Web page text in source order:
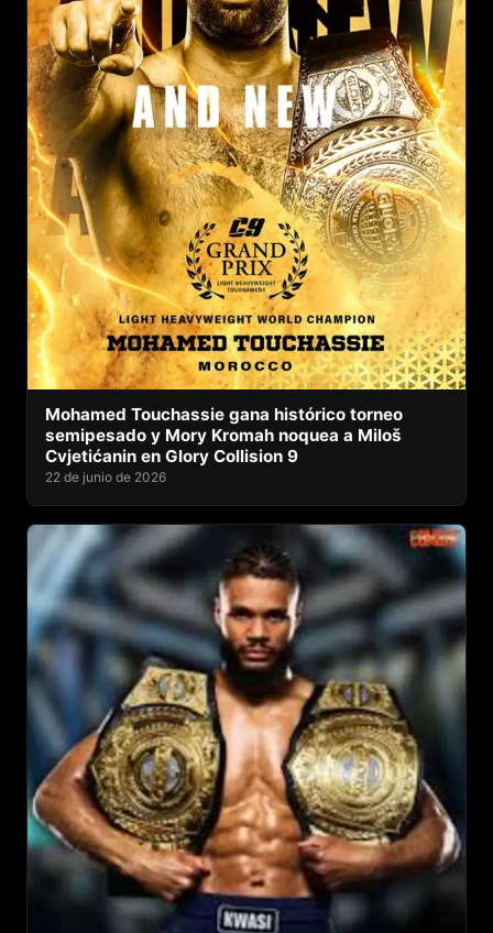
Mohamed Touchassie gana histórico torneo
semipesado y Mory Kromah noquea a Miloš
Cvjetićanin en Glory Collision 9
22 de junio de 2026